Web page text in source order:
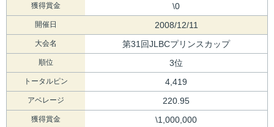
獲得賞金 \0
開催日 2008/12/11
大会名 第31回JLBCプリンスカップ
順位 3位
トータルピン 4,419
アベレージ 220.95
獲得賞金 \1,000,000